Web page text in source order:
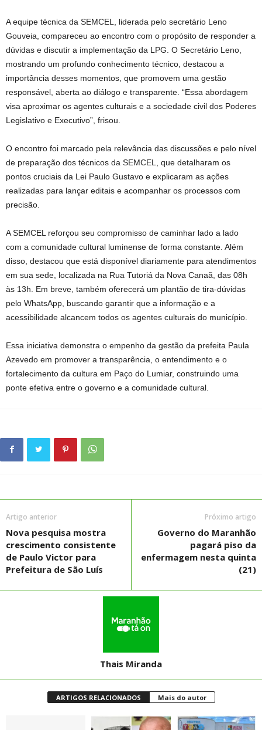
A equipe técnica da SEMCEL, liderada pelo secretário Leno
Gouveia, compareceu ao encontro com o propósito de responder a
dúvidas e discutir a implementação da LPG. O Secretário Leno,
mostrando um profundo conhecimento técnico, destacou a
importância desses momentos, que promovem uma gestão
responsável, aberta ao diálogo e transparente. “Essa abordagem
visa aproximar os agentes culturais e a sociedade civil dos Poderes
Legislativo e Executivo”, frisou.
O encontro foi marcado pela relevância das discussões e pelo nível
de preparação dos técnicos da SEMCEL, que detalharam os
pontos cruciais da Lei Paulo Gustavo e explicaram as ações
realizadas para lançar editais e acompanhar os processos com
precisão.
A SEMCEL reforçou seu compromisso de caminhar lado a lado
com a comunidade cultural luminense de forma constante. Além
disso, destacou que está disponível diariamente para atendimentos
em sua sede, localizada na Rua Tutoriá da Nova Canaã, das 08h
às 13h. Em breve, também oferecerá um plantão de tira-dúvidas
pelo WhatsApp, buscando garantir que a informação e a
acessibilidade alcancem todos os agentes culturais do município.
Essa iniciativa demonstra o empenho da gestão da prefeita Paula
Azevedo em promover a transparência, o entendimento e o
fortalecimento da cultura em Paço do Lumiar, construindo uma
ponte efetiva entre o governo e a comunidade cultural.
Artigo anterior
Nova pesquisa mostra
crescimento consistente
de Paulo Victor para
Prefeitura de São Luís
Próximo artigo
Governo do Maranhão
pagará piso da
enfermagem nesta quinta
(21)
Thais Miranda
ARTIGOS RELACIONADOS Mais do autor